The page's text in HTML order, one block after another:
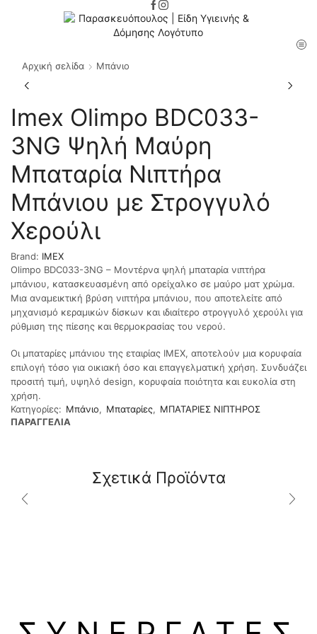
Αρχική σελίδα Μπάνιο
Imex Olimpo BDC033-
3NG Ψηλή Μαύρη
Μπαταρία Νιπτήρα
Μπάνιου με Στρογγυλό
Χερούλι
Brand: IMEX
Olimpo BDC033-3NG – Μοντέρνα ψηλή μπαταρία νιπτήρα
μπάνιου, κατασκευασμένη από ορείχαλκο σε μαύρο ματ χρώμα.
Μια αναμεικτική βρύση νιπτήρα μπάνιου, που αποτελείτε από
μηχανισμό κεραμικών δίσκων και ιδιαίτερο στρογγυλό χερούλι για
ρύθμιση της πίεσης και θερμοκρασίας του νερού.
Οι μπαταρίες μπάνιου της εταιρίας IMEX, αποτελούν μια κορυφαία
επιλογή τόσο για οικιακή όσο και επαγγελματική χρήση. Συνδυάζει
προσιτή τιμή, υψηλό design, κορυφαία ποιότητα και ευκολία στη
χρήση.
Κατηγορίες: Μπάνιο, Μπαταρίες, ΜΠΑΤΑΡΙΕΣ ΝΙΠΤΗΡΟΣ
ΠΑΡΑΓΓΕΛΙΑ
Σχετικά Προϊόντα
Μπαταρία
νιπτήρος
ΔΕΊΤΕ
ΠΕΡΙΣΣΌΤΕΡΑ
Στρογγυλή
ΠΕΡΙΣΣΌΤΕΡΑ